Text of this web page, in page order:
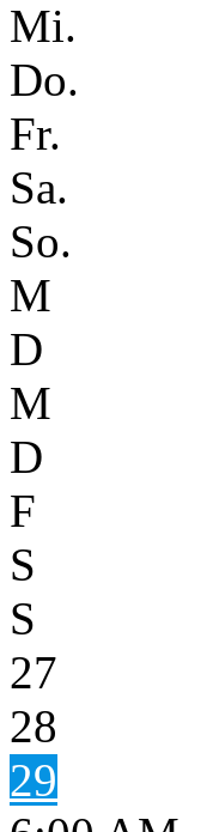
Mi.
Do.
Fr.
Sa.
So.
M
D
M
D
F
S
S
27
28
29